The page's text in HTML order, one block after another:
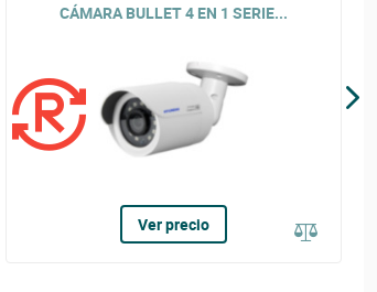
CÁMARA BULLET 4 EN 1 SERIE...
Ver precio